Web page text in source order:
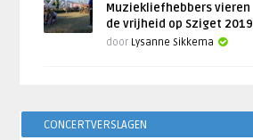
Muziekliefhebbers vieren
de vrijheid op Sziget 2019
door Lysanne Sikkema
CONCERTVERSLAGEN